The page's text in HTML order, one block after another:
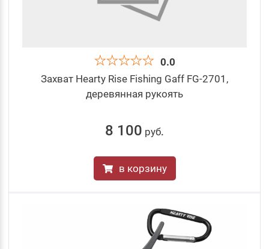
0.0
Захват Hearty Rise Fishing Gaff FG-2701,
деревянная рукоять
8 100 руб.
в корзину